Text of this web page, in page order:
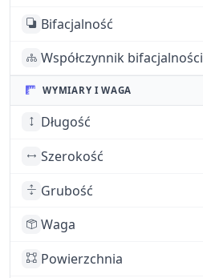
Bifacjalność
Współczynnik bifacjalności
WYMIARY I WAGA
Długość
Szerokość
Grubość
Waga
Powierzchnia